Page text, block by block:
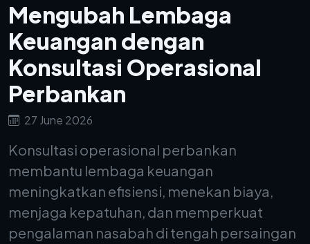
Mengubah Lembaga
Keuangan dengan
Konsultasi Operasional
Perbankan
27 June 2026
Konsultasi operasional perbankan
membantu lembaga keuangan
meningkatkan efisiensi, menekan biaya,
menjaga kepatuhan, dan memperkuat
pengalaman nasabah di tengah persaingan